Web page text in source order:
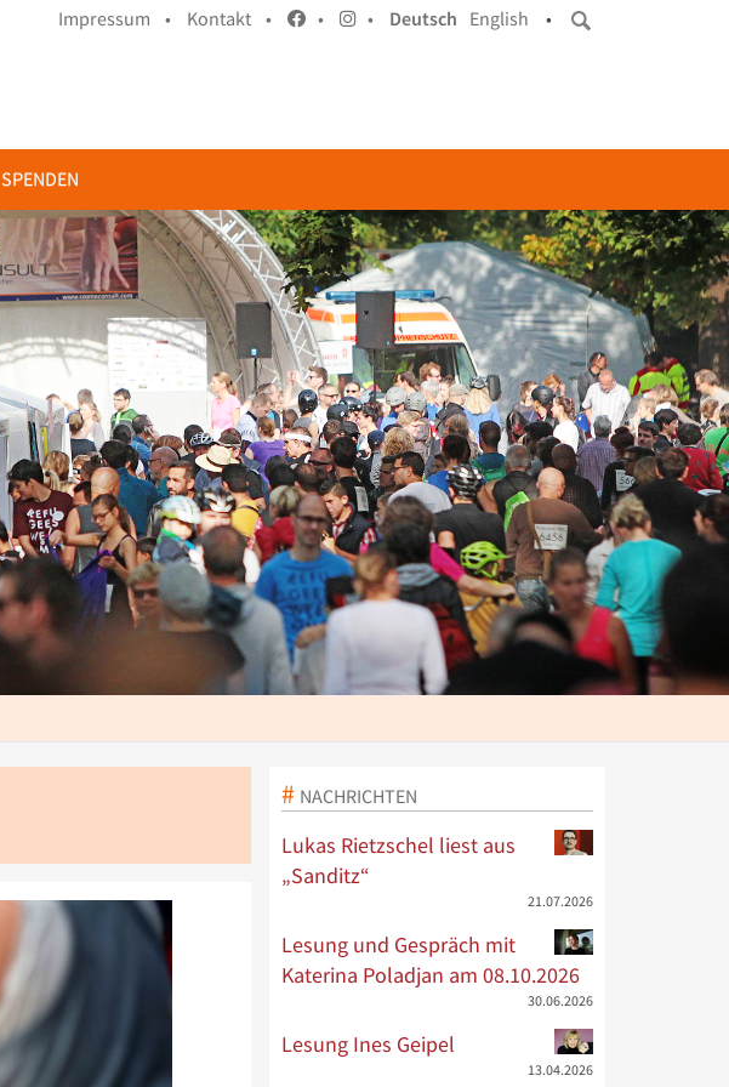
Impressum • Kontakt • • • Deutsch English •
SPENDEN
NACHRICHTEN
Lukas Rietzschel liest aus
„Sanditz“
21.07.2026
Lesung und Gespräch mit
Katerina Poladjan am 08.10.2026
30.06.2026
Lesung Ines Geipel
13.04.2026